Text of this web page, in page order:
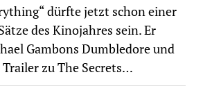
dürfte jetzt schon einer
des Kinojahres sein. Er
Gambons Dumbledore und
zu The Secrets…